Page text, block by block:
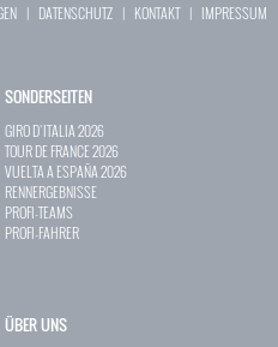
| DATENSCHUTZ | KONTAKT| IMPRESSUM
SONDERSEITEN
GIRO D`ITALIA 2026
TOUR DE FRANCE 2026
VUELTA A ESPAÑA 2026
RENNERGEBNISSE
PROFI-TEAMS
PROFI-FAHRER
ÜBER UNS